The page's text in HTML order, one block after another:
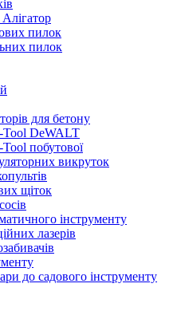
пилок
пилок
для бетону
Tool DeWALT
побутової
викруток
щіток
інструменту
лазерів
до садового інструменту